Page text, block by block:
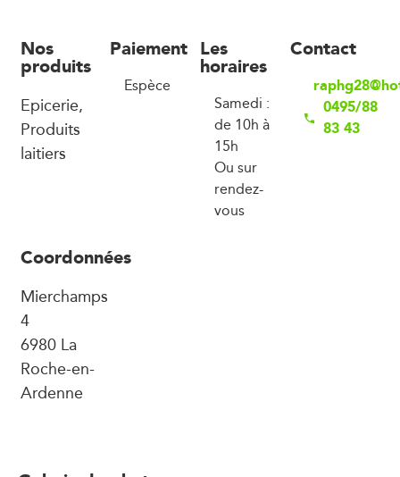
Nos
produits
Epicerie,
Produits
laitiers
Paiement
Espèce
Les
horaires
Samedi :
de 10h à
15h
Ou sur
rendez-
vous
Contact
0495/88
83 43
Coordonnées
Mierchamps
4
6980 La
Roche-en-
Ardenne